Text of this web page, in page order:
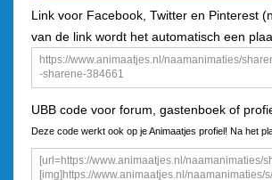
Link voor Facebook, Twitter en Pinterest
van de link wordt het automatisch een
UBB code voor forum, gastenboek of
Deze code werkt ook op je Animaatjes profiel! Na het
een plaatje